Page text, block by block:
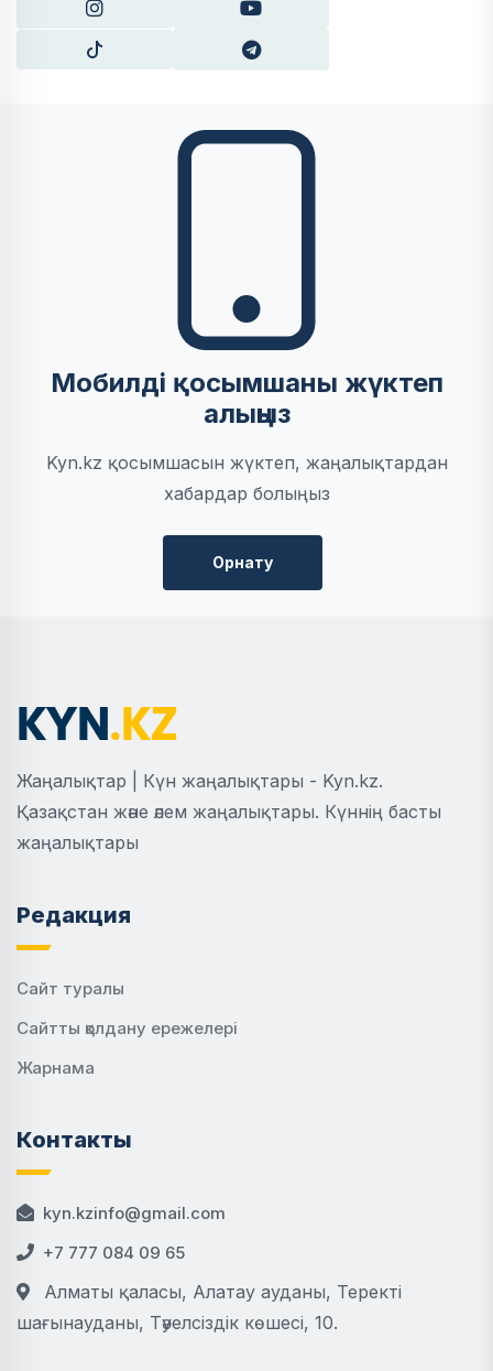
Мобилді қосымшаны жүктеп
алыңыз
Kyn.kz қосымшасын жүктеп, жаңалықтардан
хабардар болыңыз
Орнату
Жаңалықтар | Күн жаңалықтары - Kyn.kz.
Қазақстан және әлем жаңалықтары. Күннің басты
жаңалықтары
Редакция
Сайт туралы
Сайтты қолдану ережелері
Жарнама
Контакты
kyn.kzinfo@gmail.com
+7 777 084 09 65
Алматы қаласы, Алатау ауданы, Теректі
шағынауданы, Тәуелсіздік көшесі, 10.